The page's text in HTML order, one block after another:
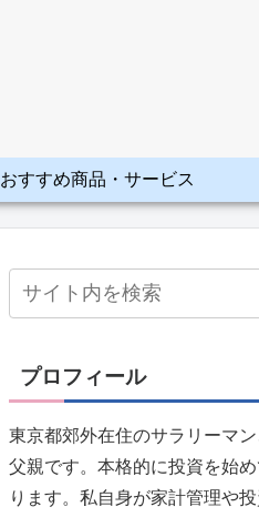
おすすめ商品・サービス
プロフィール
東京都郊外在住のサラリーマ
父親です。本格的に投資を始
ります。私自身が家計管理や